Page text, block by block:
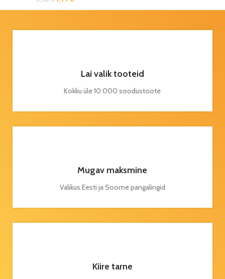
Lai valik tooteid
Kokku üle 10 000 soodustoote
Mugav maksmine
Valikus Eesti ja Soome pangalingid
Kiire tarne